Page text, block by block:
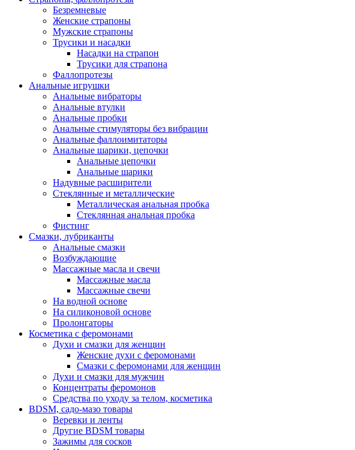
Безремневые
Женские страпоны
Мужские страпоны
Трусики и насадки
Насадки на страпон
Трусики для страпона
Фаллопротезы
Анальные игрушки
Анальные вибраторы
Анальные втулки
Анальные пробки
Анальные стимуляторы без вибрации
Анальные фаллоимитаторы
Анальные шарики, цепочки
Анальные цепочки
Анальные шарики
Надувные расширители
Стеклянные и металлические
Металлическая анальная пробка
Стеклянная анальная пробка
Фистинг
Смазки, лубриканты
Анальные смазки
Возбуждающие
Массажные масла и свечи
Массажные масла
Массажные свечи
На водной основе
На силиконовой основе
Пролонгаторы
Косметика с феромонами
Духи и смазки для женщин
Женские духи с феромонами
Смазки с феромонами для женщин
Духи и смазки для мужчин
Концентраты феромонов
Средства по уходу за телом, косметика
BDSM, садо-мазо товары
Веревки и ленты
Другие BDSM товары
Зажимы для сосков